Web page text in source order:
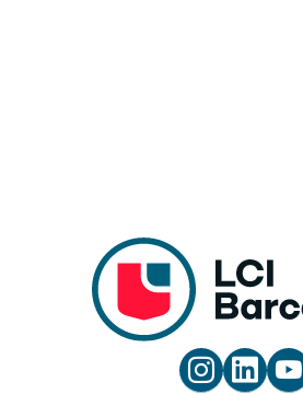
  